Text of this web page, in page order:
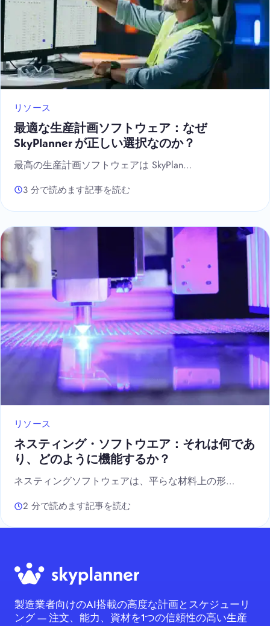
リソース
最適な生産計画ソフトウェア：なぜ
SkyPlanner が正しい選択なのか？
最高の生産計画ソフトウェアは SkyPlan…
3 分で読めます記事を読む
リソース
ネスティング・ソフトウエア：それは何であ
り、どのように機能するか？
ネスティングソフトウェアは、平らな材料上の形…
2 分で読めます記事を読む
製造業者向けのAI搭載の高度な計画とスケジューリ
ング — 注文、能力、資材を1つの信頼性の高い生産